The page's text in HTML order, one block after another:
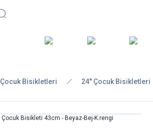
BİSİKLET
Çocuk Bisikletleri 24'' Çocuk Bisikletleri